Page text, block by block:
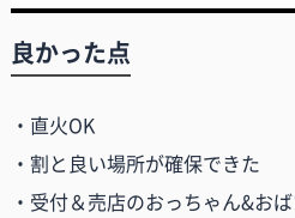
良かった点
・直火OK
・割と良い場所が確保できた
・受付＆売店のおっちゃん&お